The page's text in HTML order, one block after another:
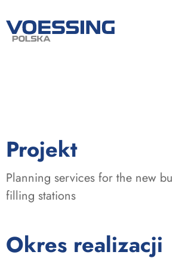
Projekt
Planning services for the new
filling stations
Okres realizacji